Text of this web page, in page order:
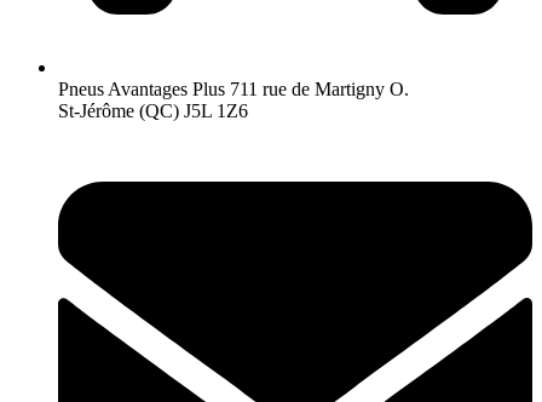
Pneus Avantages Plus 711 rue de Martigny O.
St-Jérôme (QC) J5L 1Z6